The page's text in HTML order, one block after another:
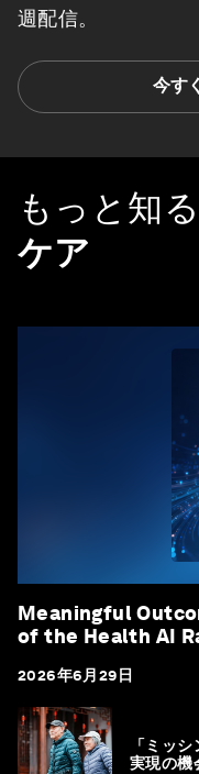
週配信。
今す
もっと知る
ケア
Meaningful
of the Health AI
2026年6月29日
「ミッ
実現の機